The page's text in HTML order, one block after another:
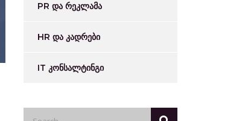
PR და რეკლამა
HR და კადრები
IT კონსალტინგი